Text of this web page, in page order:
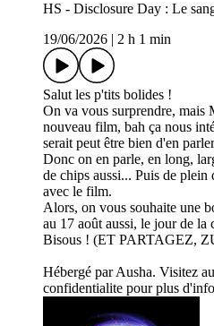
HS - Disclosure Day : Le
19/06/2026
2 h 1 min
Salut les p'tits bolides !
On va vous surprendre, mais
nouveau film, bah ça nous
serait peut être bien d'en
Donc on en parle, en long,
de chips aussi... Puis de
avec le film.
Alors, on vous souhaite une
au 17 août aussi, le jour de la
Bisous ! (ET PARTAGEZ,
Hébergé par Ausha. Visitez
confidentialite pour plus